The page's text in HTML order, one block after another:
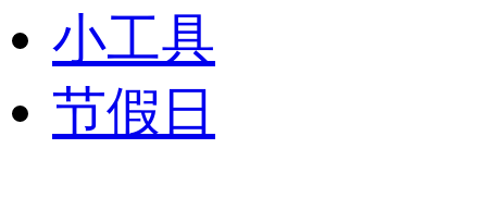
小工具
节假日